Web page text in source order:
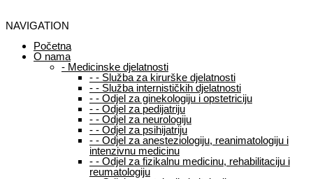
NAVIGATION
Početna
O nama
- Medicinske djelatnosti
- - Služba za kirurške djelatnosti
- - Služba internističkih djelatnosti
- - Odjel za ginekologiju i opstetriciju
- - Odjel za pedijatriju
- - Odjel za neurologiju
- - Odjel za psihijatriju
- - Odjel za anesteziologiju, reanimatologiju i
intenzivnu medicinu
- - Odjel za fizikalnu medicinu, rehabilitaciju i
reumatologiju